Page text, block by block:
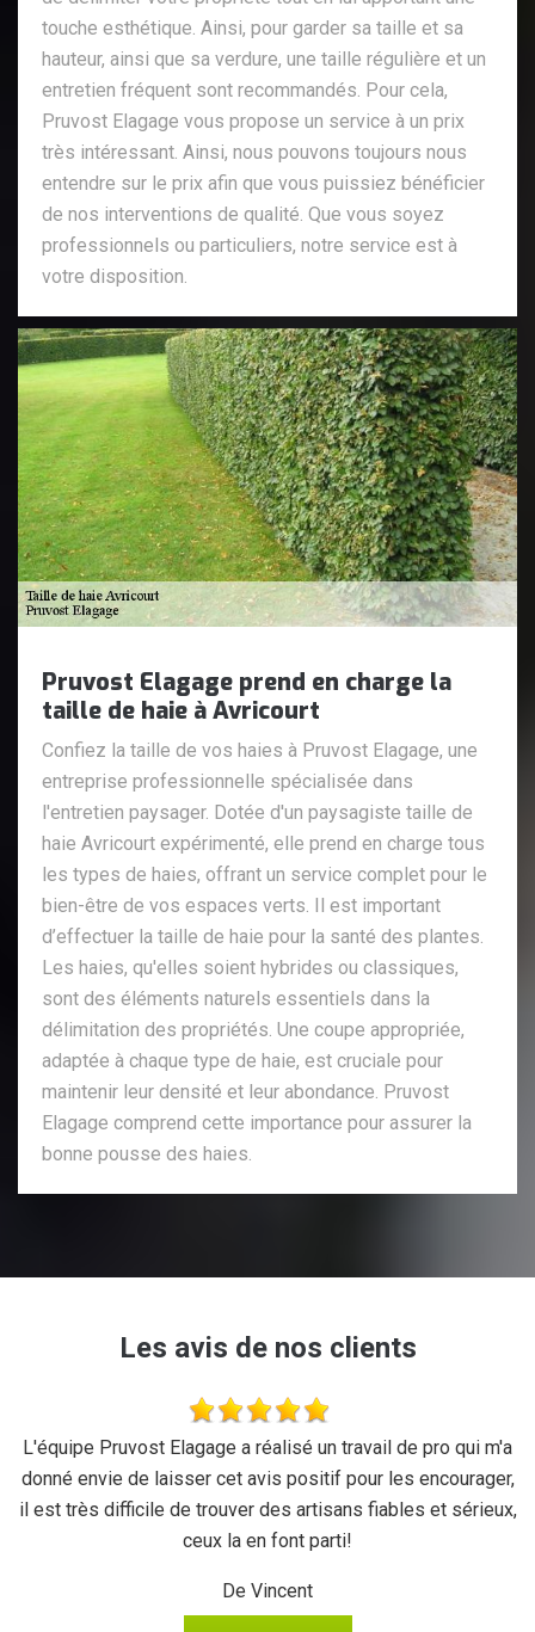
touche esthétique. Ainsi, pour garder sa taille et sa
hauteur, ainsi que sa verdure, une taille régulière et un
entretien fréquent sont recommandés. Pour cela,
Pruvost Elagage vous propose un service à un prix
très intéressant. Ainsi, nous pouvons toujours nous
entendre sur le prix afin que vous puissiez bénéficier
de nos interventions de qualité. Que vous soyez
professionnels ou particuliers, notre service est à
votre disposition.
Pruvost Elagage prend en charge la
taille de haie à Avricourt
Confiez la taille de vos haies à Pruvost Elagage, une
entreprise professionnelle spécialisée dans
l'entretien paysager. Dotée d'un paysagiste taille de
haie Avricourt expérimenté, elle prend en charge tous
les types de haies, offrant un service complet pour le
bien-être de vos espaces verts. Il est important
d’effectuer la taille de haie pour la santé des plantes.
Les haies, qu'elles soient hybrides ou classiques,
sont des éléments naturels essentiels dans la
délimitation des propriétés. Une coupe appropriée,
adaptée à chaque type de haie, est cruciale pour
maintenir leur densité et leur abondance. Pruvost
Elagage comprend cette importance pour assurer la
bonne pousse des haies.
Les avis de nos clients
L'équipe Pruvost Elagage a réalisé un travail de pro qui m'a
donné envie de laisser cet avis positif pour les encourager,
il est très difficile de trouver des artisans fiables et sérieux,
ceux la en font parti!
De Vincent